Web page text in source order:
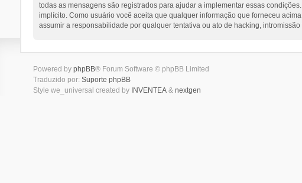
todas as mensagens são registrados para ajudar a implementar essas
implícito. Como usuário você aceita que qualquer informação que forneceu
assumir a responsabilidade por qualquer tentativa ou ato de hacking,
Powered by phpBB® Forum Software © phpBB Limited
Traduzido por: Suporte phpBB
Style we_universal created by INVENTEA& nextgen